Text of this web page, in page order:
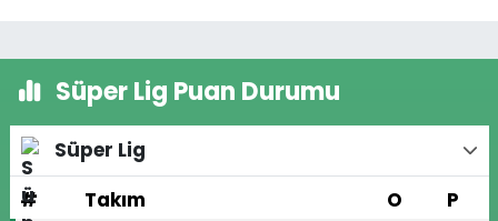
Süper Lig Puan Durumu
Süper Lig
#
Takım O P